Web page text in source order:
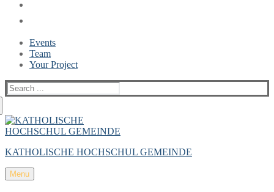
Events
Team
Your Project
Suche
nach:
KATHOLISCHE HOCHSCHUL GEMEINDE
Menu